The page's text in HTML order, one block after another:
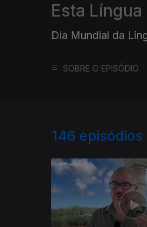
Esta Língua
Dia Mundial da
SOBRE O EPISÓDIO
146